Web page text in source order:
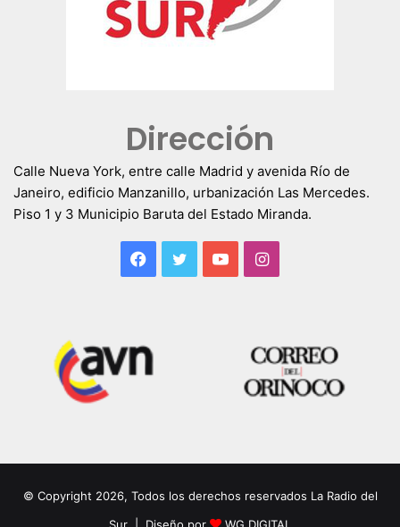
Dirección
Calle Nueva York, entre calle Madrid y avenida Río de
Janeiro, edificio Manzanillo, urbanización Las Mercedes.
Piso 1 y 3 Municipio Baruta del Estado Miranda.
Facebook
TwitterYouTubeInstagram
© Copyright 2026, Todos los derechos reservados La Radio del
Sur | Diseño por
WG DIGITAL